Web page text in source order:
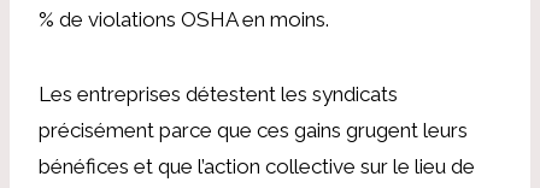
% de violations OSHA en moins.
Les entreprises détestent les syndicats
précisément parce que ces gains grugent leurs
bénéfices et que l’action collective sur le lieu de